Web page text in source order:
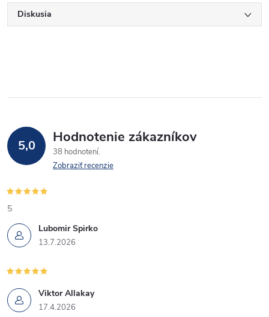
Diskusia
5,0 Hodnotenie zákazníkov
38 hodnotení
Zobraziť recenzie
Lubomir Spirko
13.7.2026
5
Viktor Allakay
17.4.2026